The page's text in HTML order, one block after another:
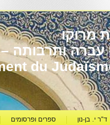
מרוקו
du
ד"ר י. בן-נון ספרים ופרסומים